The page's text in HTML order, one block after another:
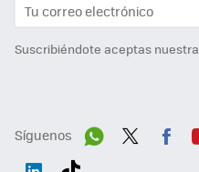
Suscribiéndote aceptas nuestra
Síguenos